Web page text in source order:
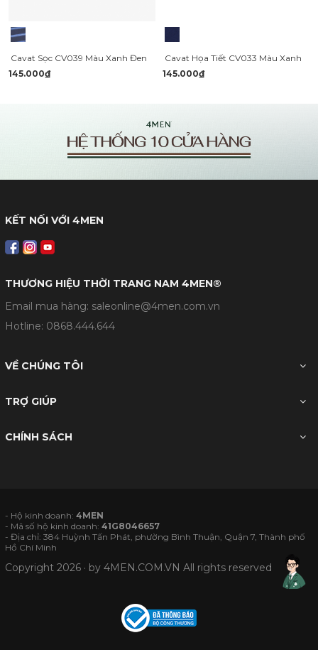
Cavat Sọc CV039 Màu Xanh Đen
145.000₫
Cavat Họa Tiết CV033 Màu Xanh
145.000₫
KẾT NỐI VỚI 4MEN
THƯƠNG HIỆU THỜI TRANG NAM 4MEN®
Email mua hàng: saleonline@4men.com.vn
Hotline: 0868.444.644
VỀ CHÚNG TÔI
TRỢ GIÚP
CHÍNH SÁCH
- Hộ kinh doanh:4MEN
- Mã số hộ kinh doanh:41G8046657
- Địa chỉ: 384 Huỳnh Tấn Phát, phường Bình Thuận, Quận 7, Thành phố
Hồ Chí Minh
Copyright 2026 · by4MEN.COM.VN All rights reserved